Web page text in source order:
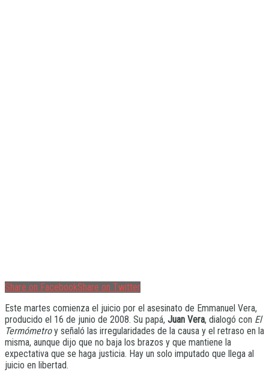
Share on FacebookShare on Twitter
Este martes comienza el juicio por el asesinato de Emmanuel Vera,
producido el 16 de junio de 2008. Su papá, Juan Vera, dialogó con El
Termómetroy señaló las irregularidades de la causa y el retraso en la
misma, aunque dijo que no baja los brazos y que mantiene la
expectativa que se haga justicia. Hay un solo imputado que llega al
juicio en libertad.